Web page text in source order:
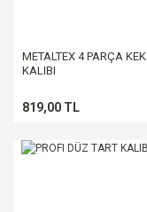
METALTEX 4 PARÇA KEK
KALIBI
819,00 TL